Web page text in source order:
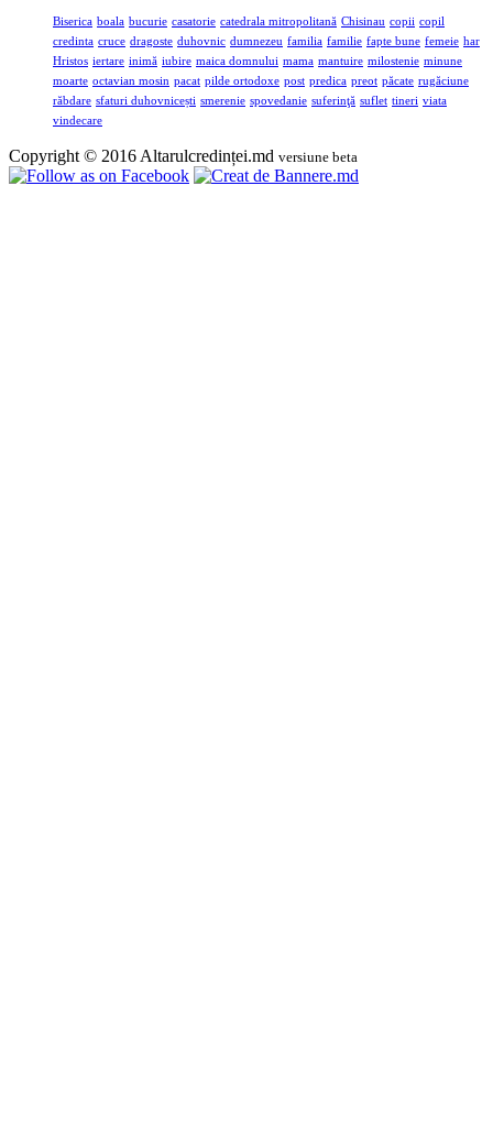
Biserica boala bucurie casatorie catedrala mitropolitană Chisinau copii copil
credinta cruce dragoste duhovnic dumnezeu familia familie fapte bune femeie har
Hristos iertare inimă iubire maica domnului mama mantuire milostenie minune
moarte octavian mosin pacat pilde ortodoxe post predica preot păcate rugăciune
răbdare sfaturi duhovnicești smerenie spovedanie suferinţă suflet tineri viata
vindecare
Copyright © 2016 Altarulcredinței.md versiune beta